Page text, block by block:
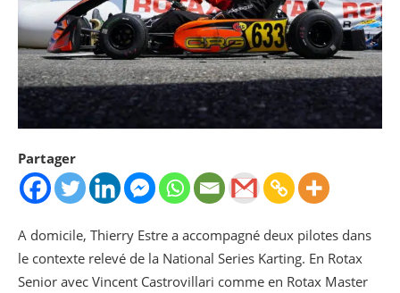
Partager
A domicile, Thierry Estre a accompagné deux pilotes dans
le contexte relevé de la National Series Karting. En Rotax
Senior avec Vincent Castrovillari comme en Rotax Master